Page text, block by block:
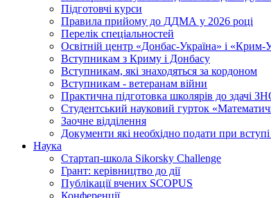
Підготовчі курси
Правила прийому до ДДМА у 2026 році
Перелік спеціальностей
Освітній центр «Донбас-Україна» і «Крим-
Вступникам з Криму і Донбасу
Вступникам, які знаходяться за кордоном
Вступникам - ветеранам війни
Практична підготовка школярів до здачі
Студентський науковий гурток
Заочне відділення
Документи які необхідно подати при
Наука
Стартап-школа Sikorsky Challenge
Грант: керівництво до дії
Публікації вчених SCOPUS
Конференції